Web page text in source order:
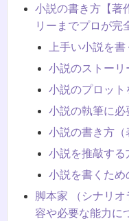
小説の書き方【著
リーまでプロが完
上手い小説を
小説のストーリ
小説のプロット
小説の執筆に必
小説の書き方（
小説を推敲する
小説を書くため
脚本家 （シナリ
容や必要な能力に